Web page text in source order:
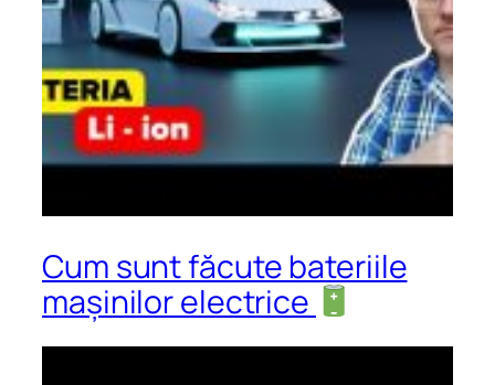
Cum sunt făcute bateriile
mașinilor electrice